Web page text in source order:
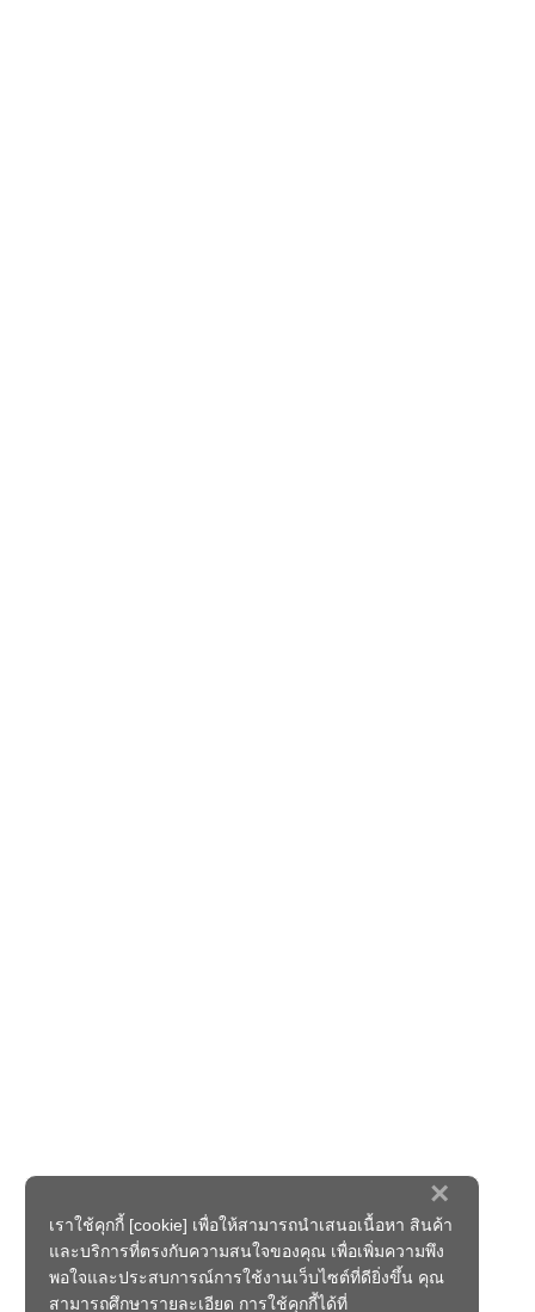
×
เราใช้คุกกี้ [cookie] เพื่อให้สามารถนำเสนอเนื้อหา สินค้า
และบริการที่ตรงกับความสนใจของคุณ เพื่อเพิ่มความพึง
พอใจและประสบการณ์การใช้งานเว็บไซต์ที่ดียิ่งขึ้น คุณ
สามารถศึกษารายละเอียด การใช้คุกกี้ได้ที่